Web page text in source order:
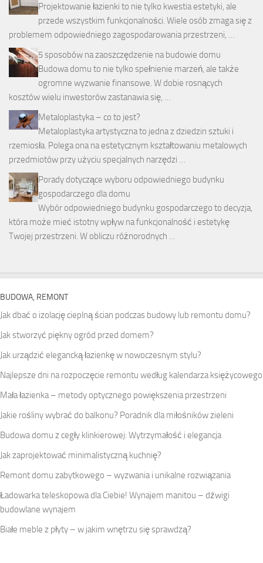
Projektowanie łazienki to nie tylko kwestia estetyki, ale
przede wszystkim funkcjonalności. Wiele osób zmaga się z
problemem odpowiedniego zagospodarowania przestrzeni, …
5 sposobów na zaoszczędzenie na budowie domu
Budowa domu to nie tylko spełnienie marzeń, ale także
ogromne wyzwanie finansowe. W dobie rosnących
kosztów wielu inwestorów zastanawia się, …
Metaloplastyka – co to jest?
Metaloplastyka artystyczna to jedna z dziedzin sztuki i
rzemiosła. Polega ona na estetycznym kształtowaniu metalowych
przedmiotów przy użyciu specjalnych narzędzi …
Porady dotyczące wyboru odpowiedniego budynku
gospodarczego dla domu
Wybór odpowiedniego budynku gospodarczego to decyzja,
która może mieć istotny wpływ na funkcjonalność i estetykę
Twojej przestrzeni. W obliczu różnorodnych …
BUDOWA, REMONT
Jak dbać o izolację cieplną ścian podczas budowy lub remontu domu?
Jak stworzyć piękny ogród przed domem?
Jak urządzić elegancką łazienkę w nowoczesnym stylu?
Najlepsze dni na rozpoczęcie remontu według kalendarza księżycowego
Mała łazienka – metody optycznego powiększenia przestrzeni
Jakie rośliny wybrać do balkonu? Poradnik dla miłośników zieleni
Budowa domu z cegły klinkierowej: Wytrzymałość i elegancja
Jak zaprojektować minimalistyczną kuchnię?
Remont domu zabytkowego – wyzwania i unikalne rozwiązania
Ładowarka teleskopowa dla Ciebie! Wynajem manitou – dźwigi
budowlane wynajem
Białe meble z płyty – w jakim wnętrzu się sprawdzą?